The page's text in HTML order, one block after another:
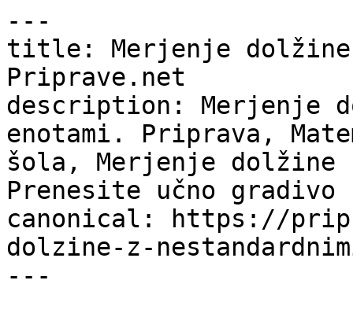
---
title: Merjenje dolžine
Priprave.net
description: Merjenje
enotami. Priprava,
šola, Merjenje dolžine
Prenesite učno
canonical: https://
dolzine-z-
---